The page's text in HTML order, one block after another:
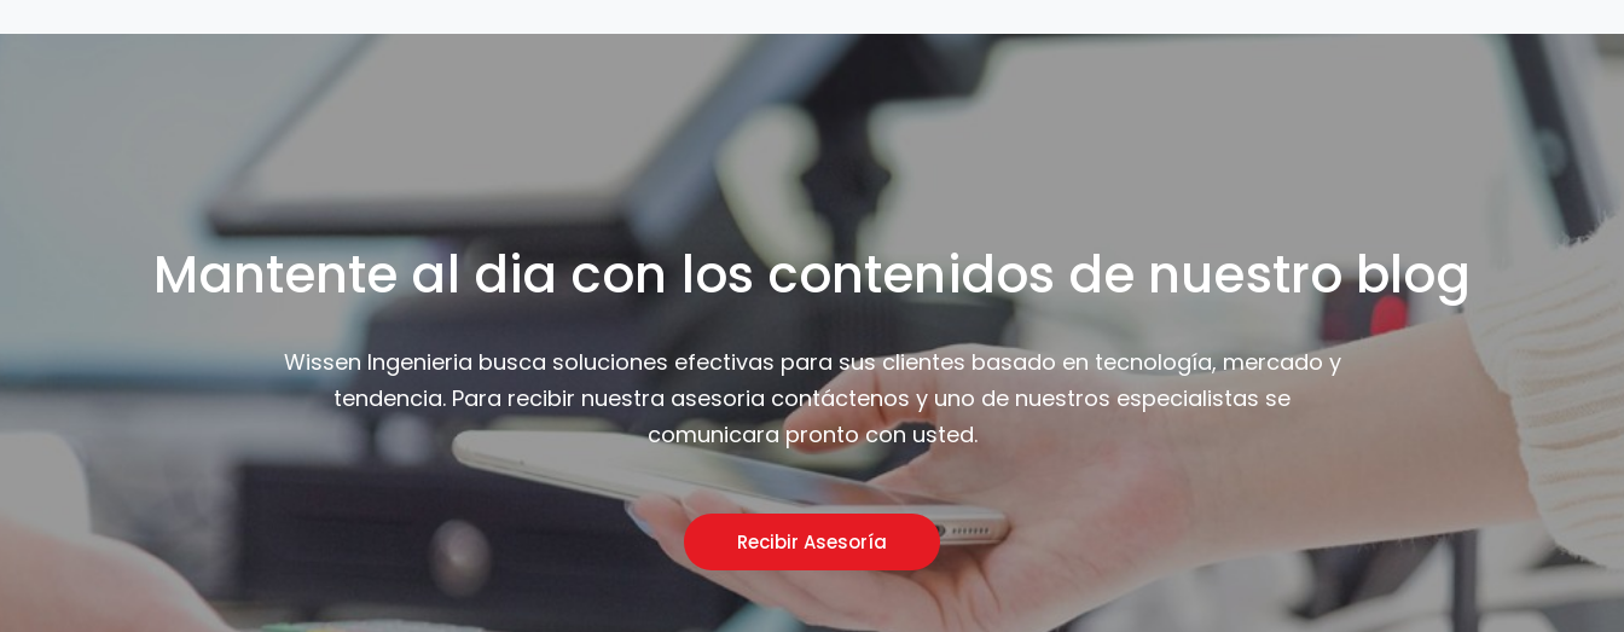
Mantente al dia con los contenidos de nuestro blog
Wissen Ingenieria busca soluciones efectivas para sus clientes basado en tecnología, mercado y
tendencia. Para recibir nuestra asesoria contáctenos y uno de nuestros especialistas se
comunicara pronto con usted.
Recibir Asesoría